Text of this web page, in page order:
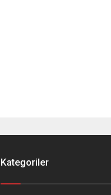
Kategoriler